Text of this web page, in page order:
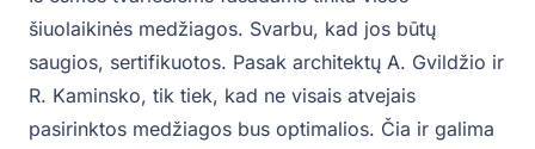
šiuolaikinės medžiagos. Svarbu, kad jos būtų
saugios, sertifikuotos. Pasak architektų A. Gvildžio ir
R. Kaminsko, tik tiek, kad ne visais atvejais
pasirinktos medžiagos bus optimalios. Čia ir galima